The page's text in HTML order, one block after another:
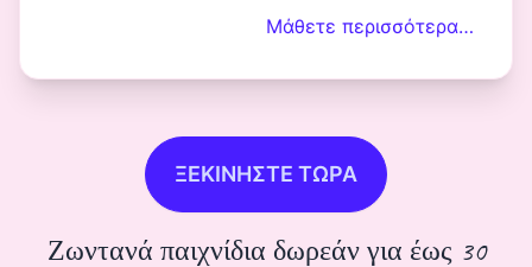
Μάθετε περισσότερα…
ΞΕΚΙΝΗΣΤΕ ΤΩΡΑ
Ζωντανά παιχνίδια δωρεάν για έως 30